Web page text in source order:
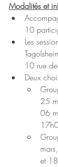
Modalités et
10
Les
10 rue
Deux
25
06
et